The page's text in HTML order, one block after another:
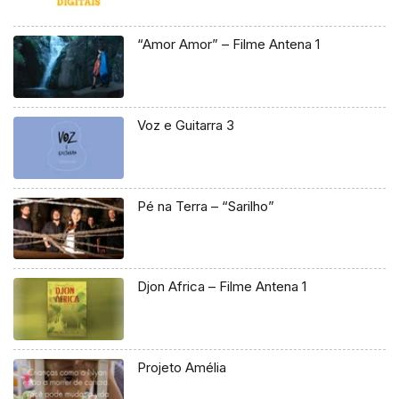
“Amor Amor” – Filme Antena 1
Voz e Guitarra 3
Pé na Terra – “Sarilho”
Djon Africa – Filme Antena 1
Projeto Amélia